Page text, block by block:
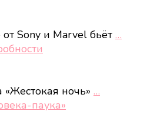
Sony и Marvel бьёт …
ночь» …
паука»